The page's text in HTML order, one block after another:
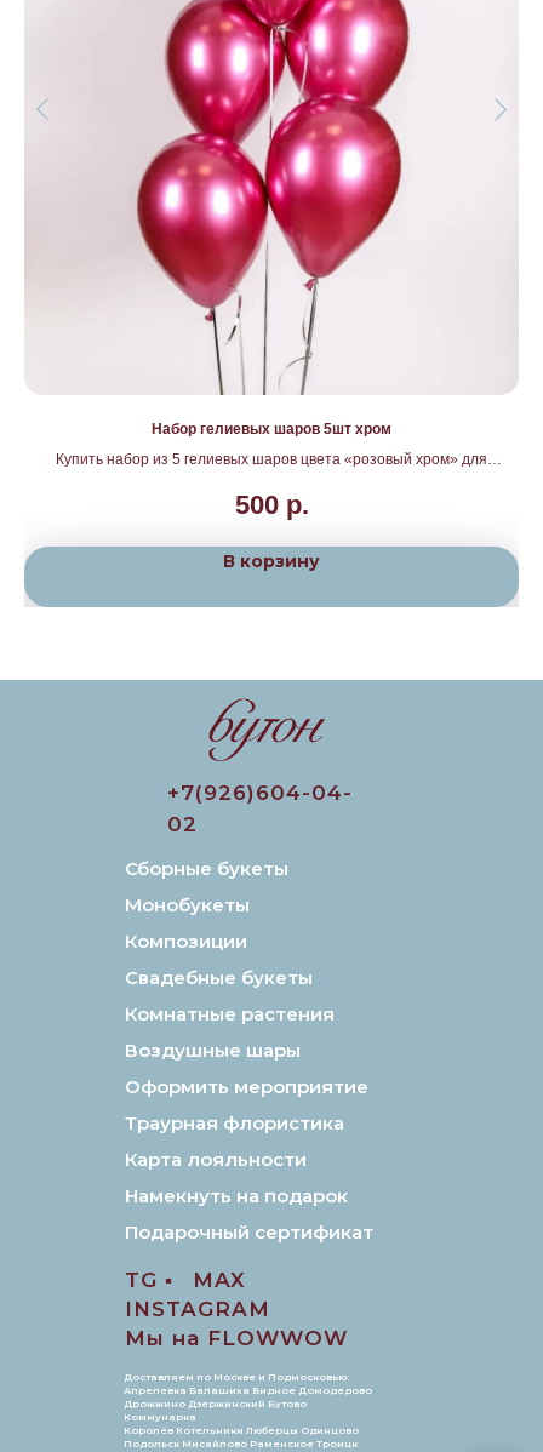
Набор гелиевых шаров 5шт хром
Купить набор из 5 гелиевых шаров цвета «розовый хром» для
Подмосковью от «Бутон».
500 р.
В корзину
Доставляем по Москве и Подмосковью:
Апрелевка Балашиха Видное Домодедово
Дрожжино Дзержинский Бутово
Коммунарка
Королёв Котельники Люберцы Одинцово
Подольск Мисайлово Раменское Троицк
Свадебные букеты
Композиции
Монобукеты
Сборные букеты
Комнатные растения
Воздушные шары
Траурная флористика
Оформить мероприятие
Подарочный сертификат
Намекнуть на подарок
Карта лояльности
+7(926)604-04-
02
TG ▪️
Мы на FLOWWOW
INSTAGRAM
MAX